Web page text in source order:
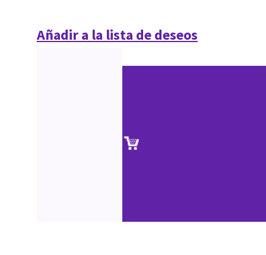
Añadir a la lista de deseos